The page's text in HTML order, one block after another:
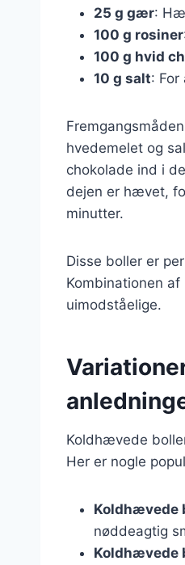
25 g gær:
100 g rosiner
100 g hvid
10 g salt:
hvedemelet og
chokolade ind i
dejen er hævet,
minutter.
Disse boller er
Kombinationen
uimodståelige.
Koldhævede
Her er nogle
Koldhævede
nøddeagtig
Koldhævede